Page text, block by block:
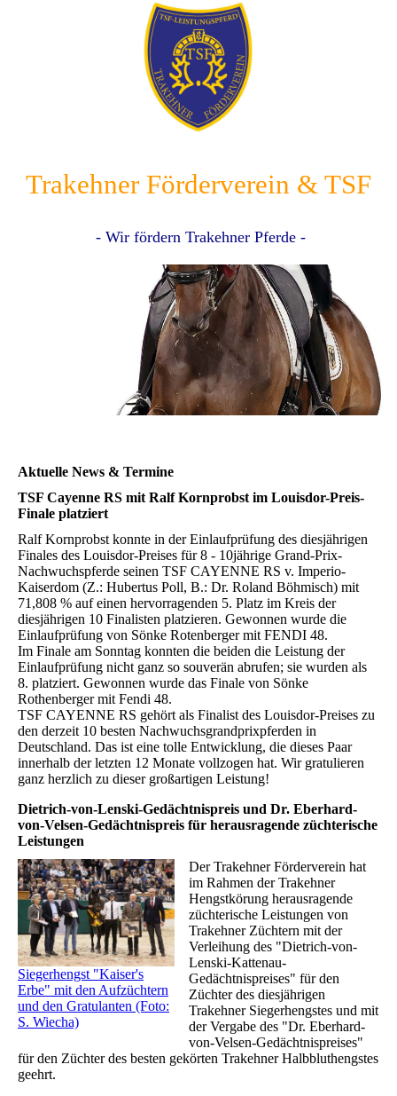
Trakehner Förderverein & TSF
- Wir fördern Trakehner Pferde -
Aktuelle News & Termine
TSF Cayenne RS mit Ralf Kornprobst im Louisdor-Preis-
Finale platziert
Ralf Kornprobst konnte in der Einlaufprüfung des diesjährigen
Finales des Louisdor-Preises für 8 - 10jährige Grand-Prix-
Nachwuchspferde seinen TSF CAYENNE RS v. Imperio-
Kaiserdom (Z.: Hubertus Poll, B.: Dr. Roland Böhmisch) mit
71,808 % auf einen hervorragenden 5. Platz im Kreis der
diesjährigen 10 Finalisten platzieren. Gewonnen wurde die
Einlaufprüfung von Sönke Rotenberger mit FENDI 48.
Im Finale am Sonntag konnten die beiden die Leistung der
Einlaufprüfung nicht ganz so souverän abrufen; sie wurden als
8. platziert. Gewonnen wurde das Finale von Sönke
Rothenberger mit Fendi 48.
TSF CAYENNE RS gehört als Finalist des Louisdor-Preises zu
den derzeit 10 besten Nachwuchsgrandprixpferden in
Deutschland. Das ist eine tolle Entwicklung, die dieses Paar
innerhalb der letzten 12 Monate vollzogen hat. Wir gratulieren
ganz herzlich zu dieser großartigen Leistung!
Dietrich-von-Lenski-Gedächtnispreis und Dr. Eberhard-
von-Velsen-Gedächtnispreis für herausragende züchterische
Leistungen
Siegerhengst "Kaiser's
Erbe" mit den Aufzüchtern
und den Gratulanten (Foto:
S. Wiecha)
Der Trakehner Förderverein hat
im Rahmen der Trakehner
Hengstkörung herausragende
züchterische Leistungen von
Trakehner Züchtern mit der
Verleihung des "Dietrich-von-
Lenski-Kattenau-
Gedächtnispreises" für den
Züchter des diesjährigen
Trakehner Siegerhengstes und mit
der Vergabe des "Dr. Eberhard-
von-Velsen-Gedächtnispreises"
für den Züchter des besten gekörten Trakehner Halbbluthengstes
geehrt.